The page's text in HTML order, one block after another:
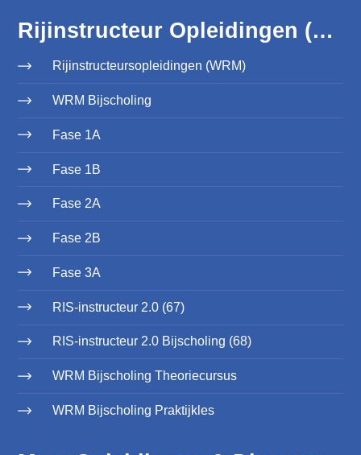
Rijinstructeur Opleidingen (WRM)
Rijinstructeursopleidingen (WRM)
WRM Bijscholing
Fase 1A
Fase 1B
Fase 2A
Fase 2B
Fase 3A
RIS-instructeur 2.0 (67)
RIS-instructeur 2.0 Bijscholing (68)
WRM Bijscholing Theoriecursus
WRM Bijscholing Praktijkles